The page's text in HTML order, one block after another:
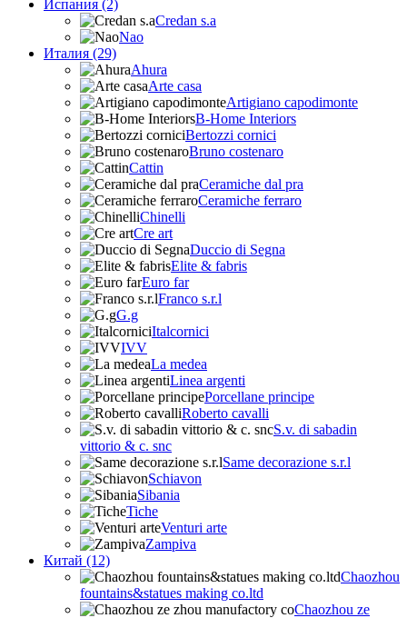
Испания (2)
Credan s.a
Nao
Италия (29)
Ahura
Arte casa
Artigiano capodimonte
B-Home Interiors
Bertozzi cornici
Bruno costenaro
Cattin
Ceramiche dal pra
Ceramiche ferraro
Chinelli
Cre art
Duccio di Segna
Elite & fabris
Euro far
Franco s.r.l
G.g
Italcornici
IVV
La medea
Linea argenti
Porcellane principe
Roberto cavalli
S.v. di sabadin
vittorio & c. snc
Same decorazione s.r.l
Schiavon
Sibania
Tiche
Venturi arte
Zampiva
Китай (12)
Chaozhou
fountains&statues making co.ltd
Chaozhou ze